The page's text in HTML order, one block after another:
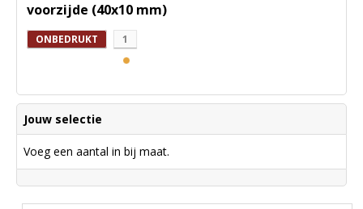
voorzijde (40x10 mm)
ONBEDRUKT 1
Jouw selectie
Voeg een aantal in bij maat.